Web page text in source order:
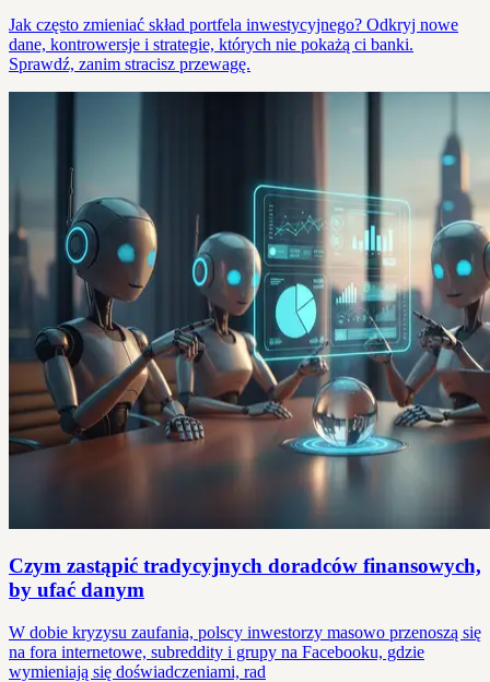
Jak często zmieniać skład portfela inwestycyjnego? Odkryj nowe
dane, kontrowersje i strategie, których nie pokażą ci banki.
Sprawdź, zanim stracisz przewagę.
Czym zastąpić tradycyjnych doradców finansowych,
by ufać danym
W dobie kryzysu zaufania, polscy inwestorzy masowo przenoszą się
na fora internetowe, subreddity i grupy na Facebooku, gdzie
wymieniają się doświadczeniami, rad